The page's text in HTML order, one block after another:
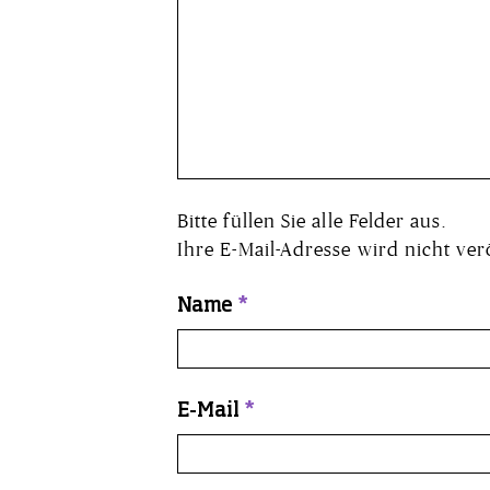
Bitte füllen Sie alle Felder aus.
Ihre E-Mail-Adresse wird nicht
Name *
E-Mail *